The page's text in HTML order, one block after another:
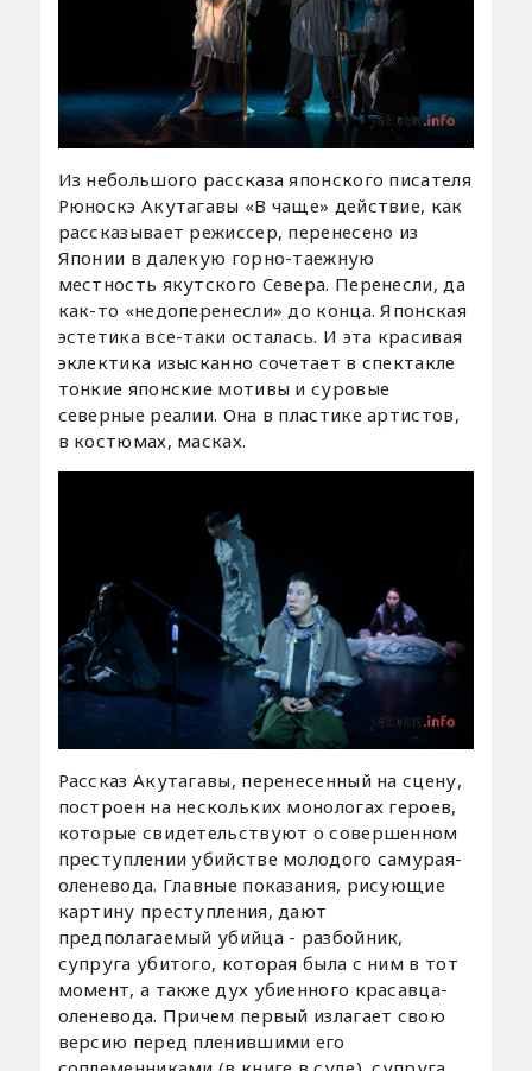
Из небольшого рассказа японского писателя
Рюноскэ Акутагавы «В чаще» действие, как
рассказывает режиссер, перенесено из
Японии в далекую горно-таежную
местность якутского Cевера. Перенесли, да
как-то «недоперенесли» до конца. Японская
эстетика все-таки осталась. И эта красивая
эклектика изысканно сочетает в спектакле
тонкие японские мотивы и суровые
северные реалии. Она в пластике артистов,
в костюмах, масках.
Рассказ Акутагавы, перенесенный на сцену,
построен на нескольких монологах героев,
которые свидетельствуют о совершенном
преступлении убийстве молодого самурая-
оленевода. Главные показания, рисующие
картину преступления, дают
предполагаемый убийца - разбойник,
супруга убитого, которая была с ним в тот
момент, а также дух убиенного красавца-
оленевода. Причем первый излагает свою
версию перед пленившими его